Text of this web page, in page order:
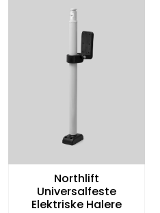
Northlift
Universalfeste
Elektriske Halere